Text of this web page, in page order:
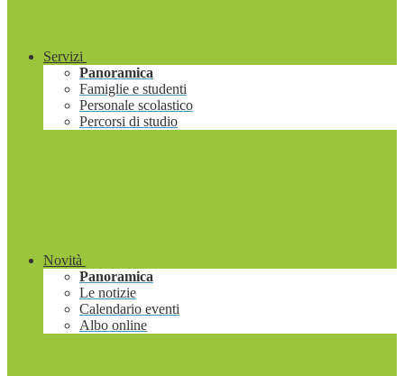
Servizi
Panoramica
Famiglie e studenti
Personale scolastico
Percorsi di studio
Novità
Panoramica
Le notizie
Calendario eventi
Albo online